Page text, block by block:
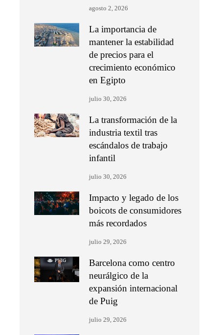
agosto 2, 2026
La importancia de
mantener la estabilidad
de precios para el
crecimiento económico
en Egipto
julio 30, 2026
La transformación de la
industria textil tras
escándalos de trabajo
infantil
julio 30, 2026
Impacto y legado de los
boicots de consumidores
más recordados
julio 29, 2026
Barcelona como centro
neurálgico de la
expansión internacional
de Puig
julio 29, 2026